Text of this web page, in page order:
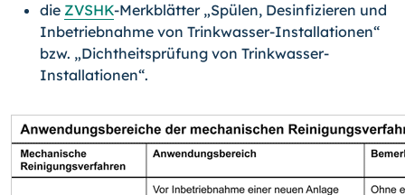
die ZVSHK-Merkblätter „Spülen, Desinfizieren und
Inbetriebnahme von Trinkwas­ser-Installationen“
bzw. „Dichtheitsprüfung von Trinkwasser-
Installationen“.